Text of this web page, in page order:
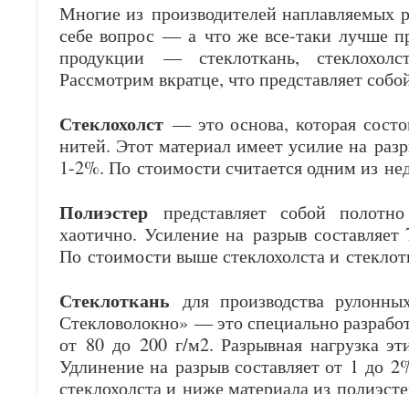
Многие из производителей наплавляемых
себе вопрос — а что же все-таки лучше
продукции — стеклоткань,
Рассмотрим вкратце, что представляет
Стеклохолст — это основа, которая
нитей. Этот материал имеет усилие на
1-2%. По стоимости считается одним из
Полиэстер представляет собой
хаотично. Усиление на разрыв
По стоимости выше стеклохолста и
Стеклоткань для производства
Стекловолокно» — это специально
от 80 до 200 г/м2. Разрывная нагрузка
Удлинение на разрыв составляет от 1 до
стеклохолста и ниже материала из